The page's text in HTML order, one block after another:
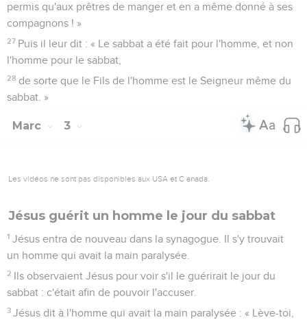
permis qu'aux prêtres de manger et en a même donné à ses
compagnons ! »
27 Puis il leur dit : « Le sabbat a été fait pour l'homme, et non
l'homme pour le sabbat,
28 de sorte que le Fils de l'homme est le Seigneur même du
sabbat. »
Marc 3
Les vidéos ne sont pas disponibles aux USA et C anada.
Jésus guérit un homme le jour du sabbat
1 Jésus entra de nouveau dans la synagogue. Il s'y trouvait
un homme qui avait la main paralysée.
2 Ils observaient Jésus pour voir s'il le guérirait le jour du
sabbat : c'était afin de pouvoir l'accuser.
3 Jésus dit à l'homme qui avait la main paralysée : « Lève-toi,